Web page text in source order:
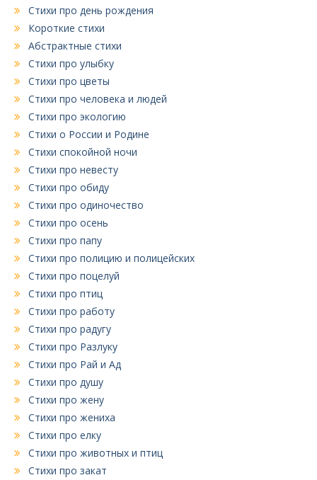
Стихи про день рождения
Короткие стихи
Абстрактные стихи
Стихи про улыбку
Стихи про цветы
Стихи про человека и людей
Стихи про экологию
Стихи о России и Родине
Стихи спокойной ночи
Стихи про невесту
Стихи про обиду
Стихи про одиночество
Стихи про осень
Стихи про папу
Стихи про полицию и полицейских
Стихи про поцелуй
Стихи про птиц
Стихи про работу
Стихи про радугу
Стихи про Разлуку
Стихи про Рай и Ад
Стихи про душу
Стихи про жену
Стихи про жениха
Стихи про елку
Стихи про животных и птиц
Стихи про закат